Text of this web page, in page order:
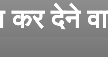
कर देने